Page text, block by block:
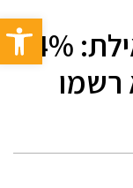
פתח
ביקורת מס הכנסה באילת: 14%
רשמו